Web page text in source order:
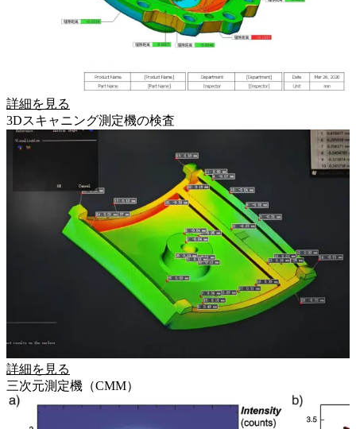
詳細を見る
3Dスキャニング測定機の検査
詳細を見る
三次元測定機（CMM）